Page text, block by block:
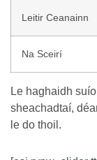
Leitir Ceanainn
Na Sceirí
Le haghaidh
sheachadtaí,
le do thoil.